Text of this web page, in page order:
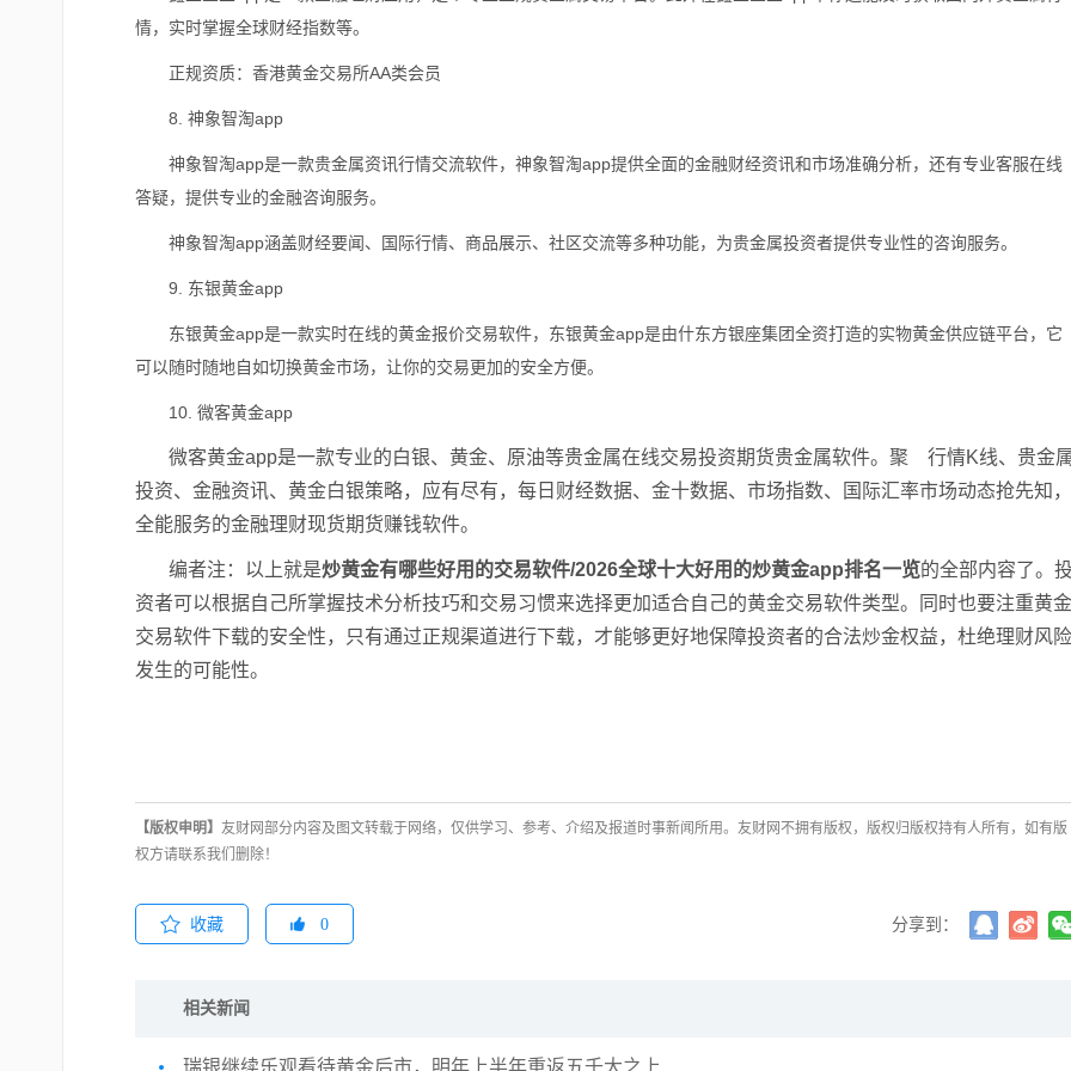
情，实时掌握全球财经指数等。
正规资质：香港黄金交易所AA类会员
8. 神象智淘app
神象智淘app是一款贵金属资讯行情交流软件，神象智淘app提供全面的金融财经资讯和市场准确分析，还有专业客服在线
答疑，提供专业的金融咨询服务。
神象智淘app涵盖财经要闻、国际行情、商品展示、社区交流等多种功能，为贵金属投资者提供专业性的咨询服务。
9. 东银黄金app
东银黄金app是一款实时在线的黄金报价交易软件，东银黄金app是由什东方银座集团全资打造的实物黄金供应链平台，它
可以随时随地自如切换黄金市场，让你的交易更加的安全方便。
10. 微客黄金app
微客黄金app是一款专业的白银、黄金、原油等贵金属在线交易投资期货贵金属软件。聚 行情K线、贵金
投资、金融资讯、黄金白银策略，应有尽有，每日财经数据、金十数据、市场指数、国际汇率市场动态抢先知，
全能服务的金融理财现货期货赚钱软件。
编者注：以上就是炒黄金有哪些好用的交易软件/2026全球十大好用的炒黄金app排名一览的全部内容了。
资者可以根据自己所掌握技术分析技巧和交易习惯来选择更加适合自己的黄金交易软件类型。同时也要注重黄金
交易软件下载的安全性，只有通过正规渠道进行下载，才能够更好地保障投资者的合法炒金权益，杜绝理财风险
发生的可能性。
【版权申明】 友财网部分内容及图文转载于网络，仅供学习、参考、介绍及报道时事新闻所用。友财网不拥有版权，版权归版权持有人所有，如有版
权方请联系我们删除！
收藏 0 分享到：
相关新闻
瑞银继续乐观看待黄金后市，明年上半年重返五千大之上